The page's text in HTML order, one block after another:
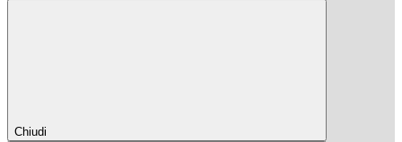
Chiudi